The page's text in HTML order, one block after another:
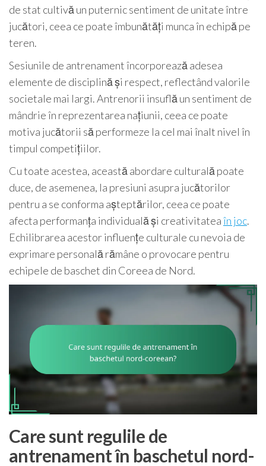
de stat cultivă un puternic sentiment de unitate între
jucători, ceea ce poate îmbunătăți munca în echipă pe
teren.
Sesiunile de antrenament încorporează adesea
elemente de disciplină și respect, reflectând valorile
societale mai largi. Antrenorii insuflă un sentiment de
mândrie în reprezentarea națiunii, ceea ce poate
motiva jucătorii să performeze la cel mai înalt nivel în
timpul competițiilor.
Cu toate acestea, această abordare culturală poate
duce, de asemenea, la presiuni asupra jucătorilor
pentru a se conforma așteptărilor, ceea ce poate
afecta performanța individuală și creativitateaîn joc.
Echilibrarea acestor influențe culturale cu nevoia de
exprimare personală rămâne o provocare pentru
echipele de baschet din Coreea de Nord.
Care sunt regulile de
antrenament în baschetul nord-